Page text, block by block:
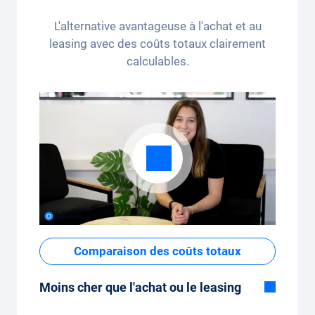
forfait kilométrique peut être ajusté
confortablement sur l'application.
L'alternative avantageuse à l'achat et au
leasing avec des coûts totaux clairement
calculables.
Comparaison des coûts totaux
Moins cher que l'achat ou le leasing